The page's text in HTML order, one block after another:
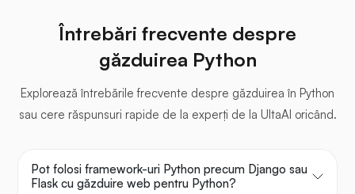
Întrebări frecvente despre
găzduirea Python
Explorează întrebările frecvente despre găzduirea în Python
sau cere răspunsuri rapide de la experți de la UltaAI oricând.
Pot folosi framework-uri Python precum Django sau
Flask cu găzduire web pentru Python?